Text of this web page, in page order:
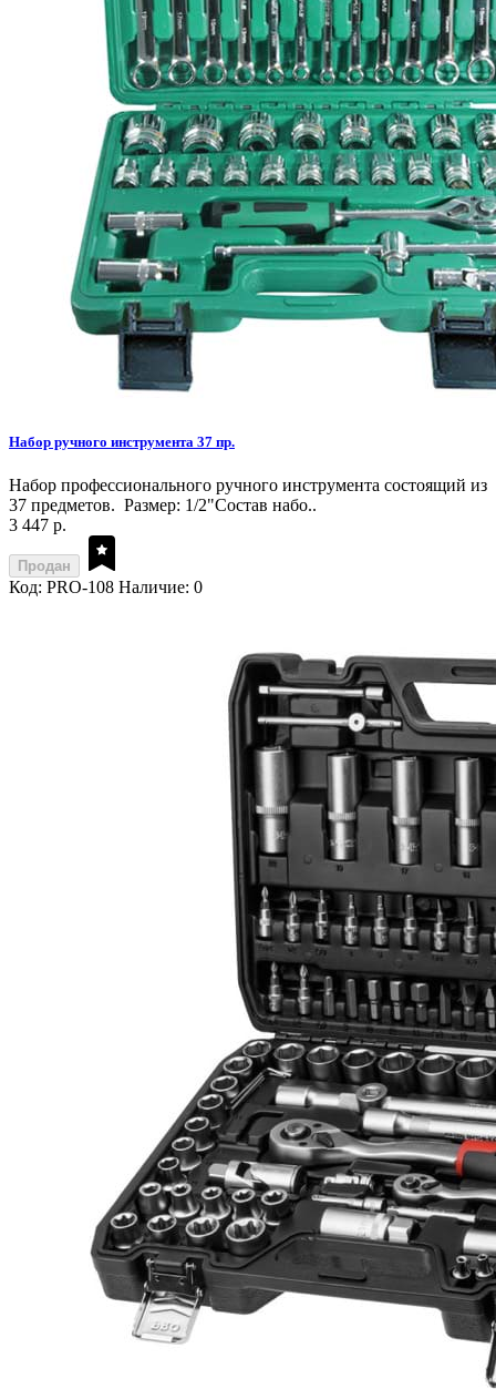
Набор ручного инструмента 37 пр.
Набор профессионального ручного инструмента состоящий из
37 предметов. Размер: 1/2"Состав набо..
3 447 р.
Продан
Код: PRO-108 Наличие: 0